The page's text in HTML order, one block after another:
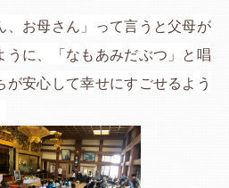
、お母さん」って言うと父母が
うに、「なもあみだぶつ」と唱
が安心して幸せにすごせるよう